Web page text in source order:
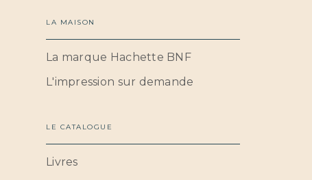
LA MAISON
La marque Hachette BNF
L'impression sur demande
LE CATALOGUE
Livres